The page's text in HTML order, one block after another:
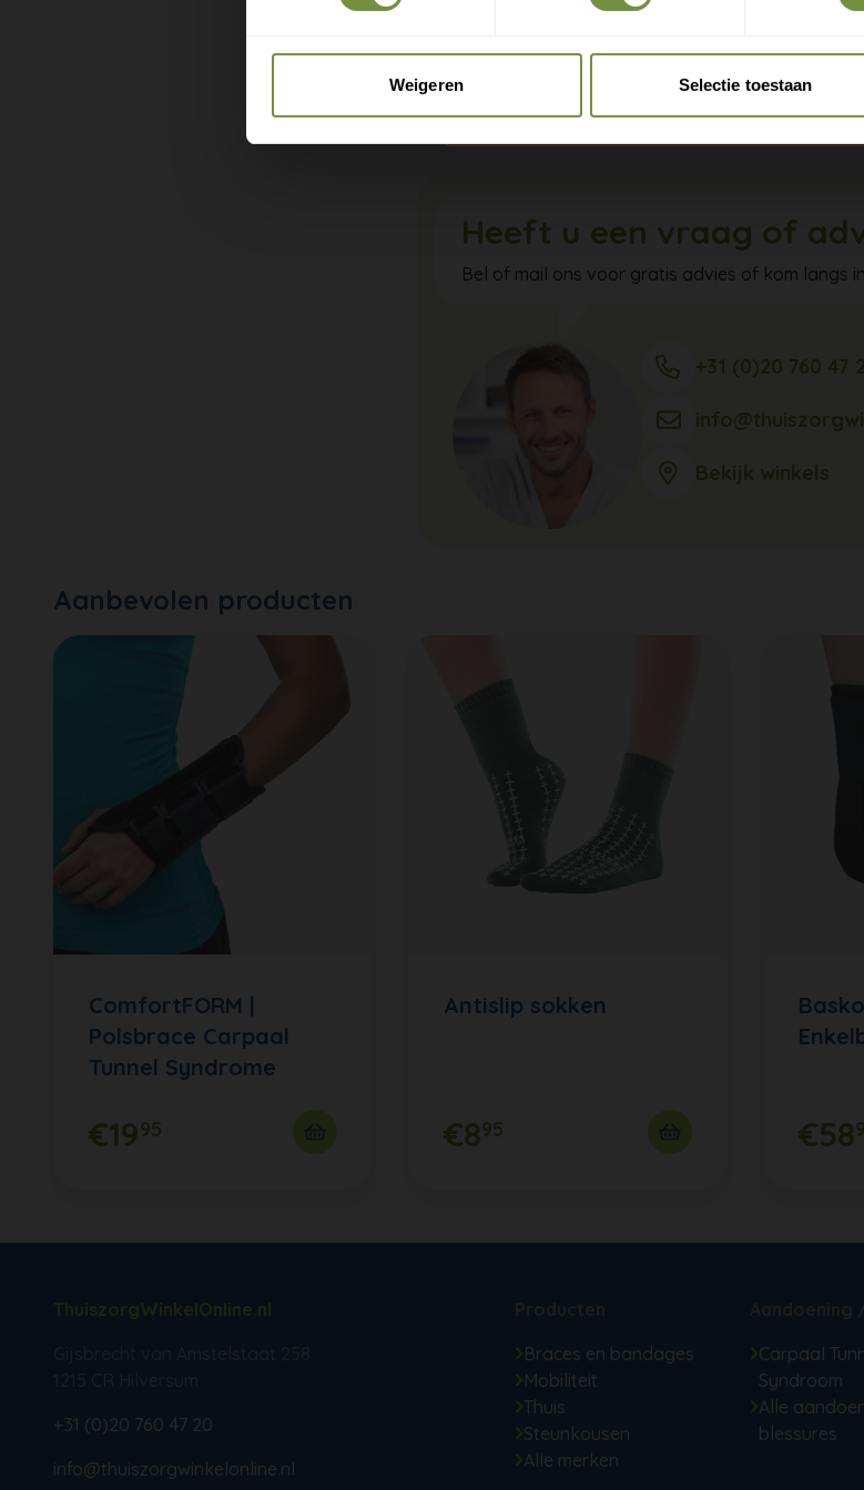
Weigeren Selectie toestaan
de grotere maat.
Heeft u een vraag of
Bel of mail ons voor gratis advies of kom langs
+31 (0)20 760 47
Bekijk winkels
Aanbevolen producten
ComfortFORM |
Polsbrace Carpaal
Tunnel Syndrome
€1995
Antislip sokken
€895 €58
+31 (0)20 760 47 20
info@thuiszorgwinkelonline.nl
Braces en bandages
Mobiliteit
Thuis
Steunkousen
Alle merken
Carpaal
Syndroom
Alle
blessures
Claim gratis verzending